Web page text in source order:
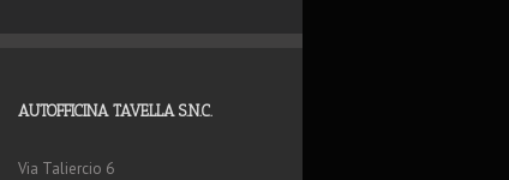
AUTOFFICINA TAVELLA S.N.C.
Via Taliercio 6